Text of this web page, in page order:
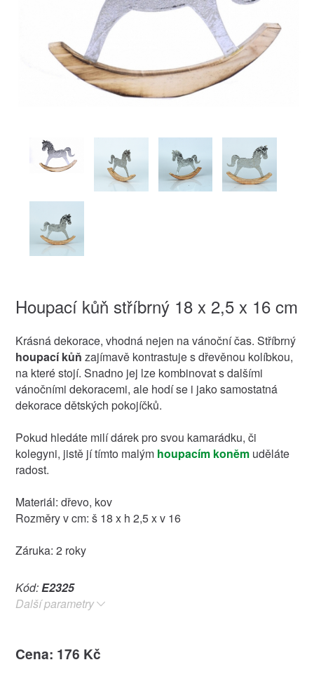
Houpací kůň stříbrný 18 x 2,5 x 16 cm
Krásná dekorace, vhodná nejen na vánoční čas. Stříbrný
houpací kůň zajímavě kontrastuje s dřevěnou kolíbkou,
na které stojí. Snadno jej lze kombinovat s dalšími
vánočními dekoracemi, ale hodí se i jako samostatná
dekorace dětských pokojíčků.
Pokud hledáte milí dárek pro svou kamarádku, či
kolegyni, jistě jí tímto malým houpacím koněmuděláte
radost.
Materiál: dřevo, kov
Rozměry v cm: š 18 x h 2,5 x v 16
Záruka: 2 roky
Kód:E2325
Další parametry
Cena: 176 Kč